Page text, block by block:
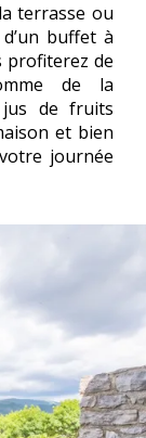
terrasse ou
buffet à
profiterez de
de la
jus de fruits
et bien
journée